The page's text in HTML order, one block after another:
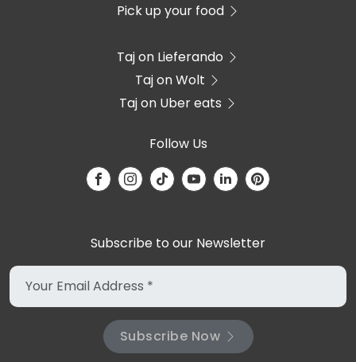
Pick up your food
Taj on Lieferando
Taj on Wolt
Taj on Uber eats
Follow Us
Subscribe to our Newsletter
Subscribe Now